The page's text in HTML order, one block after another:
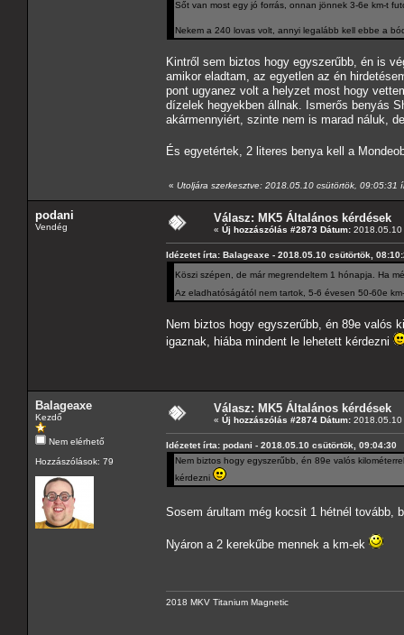
Sőt van most egy jó forrás, onnan jönnek 3-6e km-t
Nekem a 240 lovas volt, annyi legalább kell ebbe a
Kintről sem biztos hogy egyszerűbb, én is
amikor eladtam, az egyetlen az én
pont ugyanez volt a helyzet most hogy
dízelek hegyekben állnak. Ismerős benyás
akármennyiért, szinte nem is marad náluk,
És egyetértek, 2 literes benya kell a
« Utoljára szerkesztve: 2018.05.10 csütörtök, 09:05:31
podani
Vendég
Válasz: MK5 Általános kérdések
« Új hozzászólás #2873 Dátum: 2018.05.10
Idézetet írta: Balageaxe - 2018.05.10 csütörtök,
Köszi szépen, de már megrendeltem 1 hónapja. Ha
Az eladhatóságától nem tartok, 5-6 évesen 50-60e
Nem biztos hogy egyszerűbb, én 89e valós
igaznak, hiába mindent le lehetett kérdezni
Balageaxe
Kezdő
Nem elérhető
Hozzászólások: 79
Válasz: MK5 Általános kérdések
« Új hozzászólás #2874 Dátum: 2018.05.10
Idézetet írta: podani - 2018.05.10 csütörtök, 09:04:30
Nem biztos hogy egyszerűbb, én 89e valós
kérdezni
Sosem árultam még kocsit 1 hétnél tovább,
Nyáron a 2 kerekűbe mennek a km-ek
2018 MKV Titanium Magnetic